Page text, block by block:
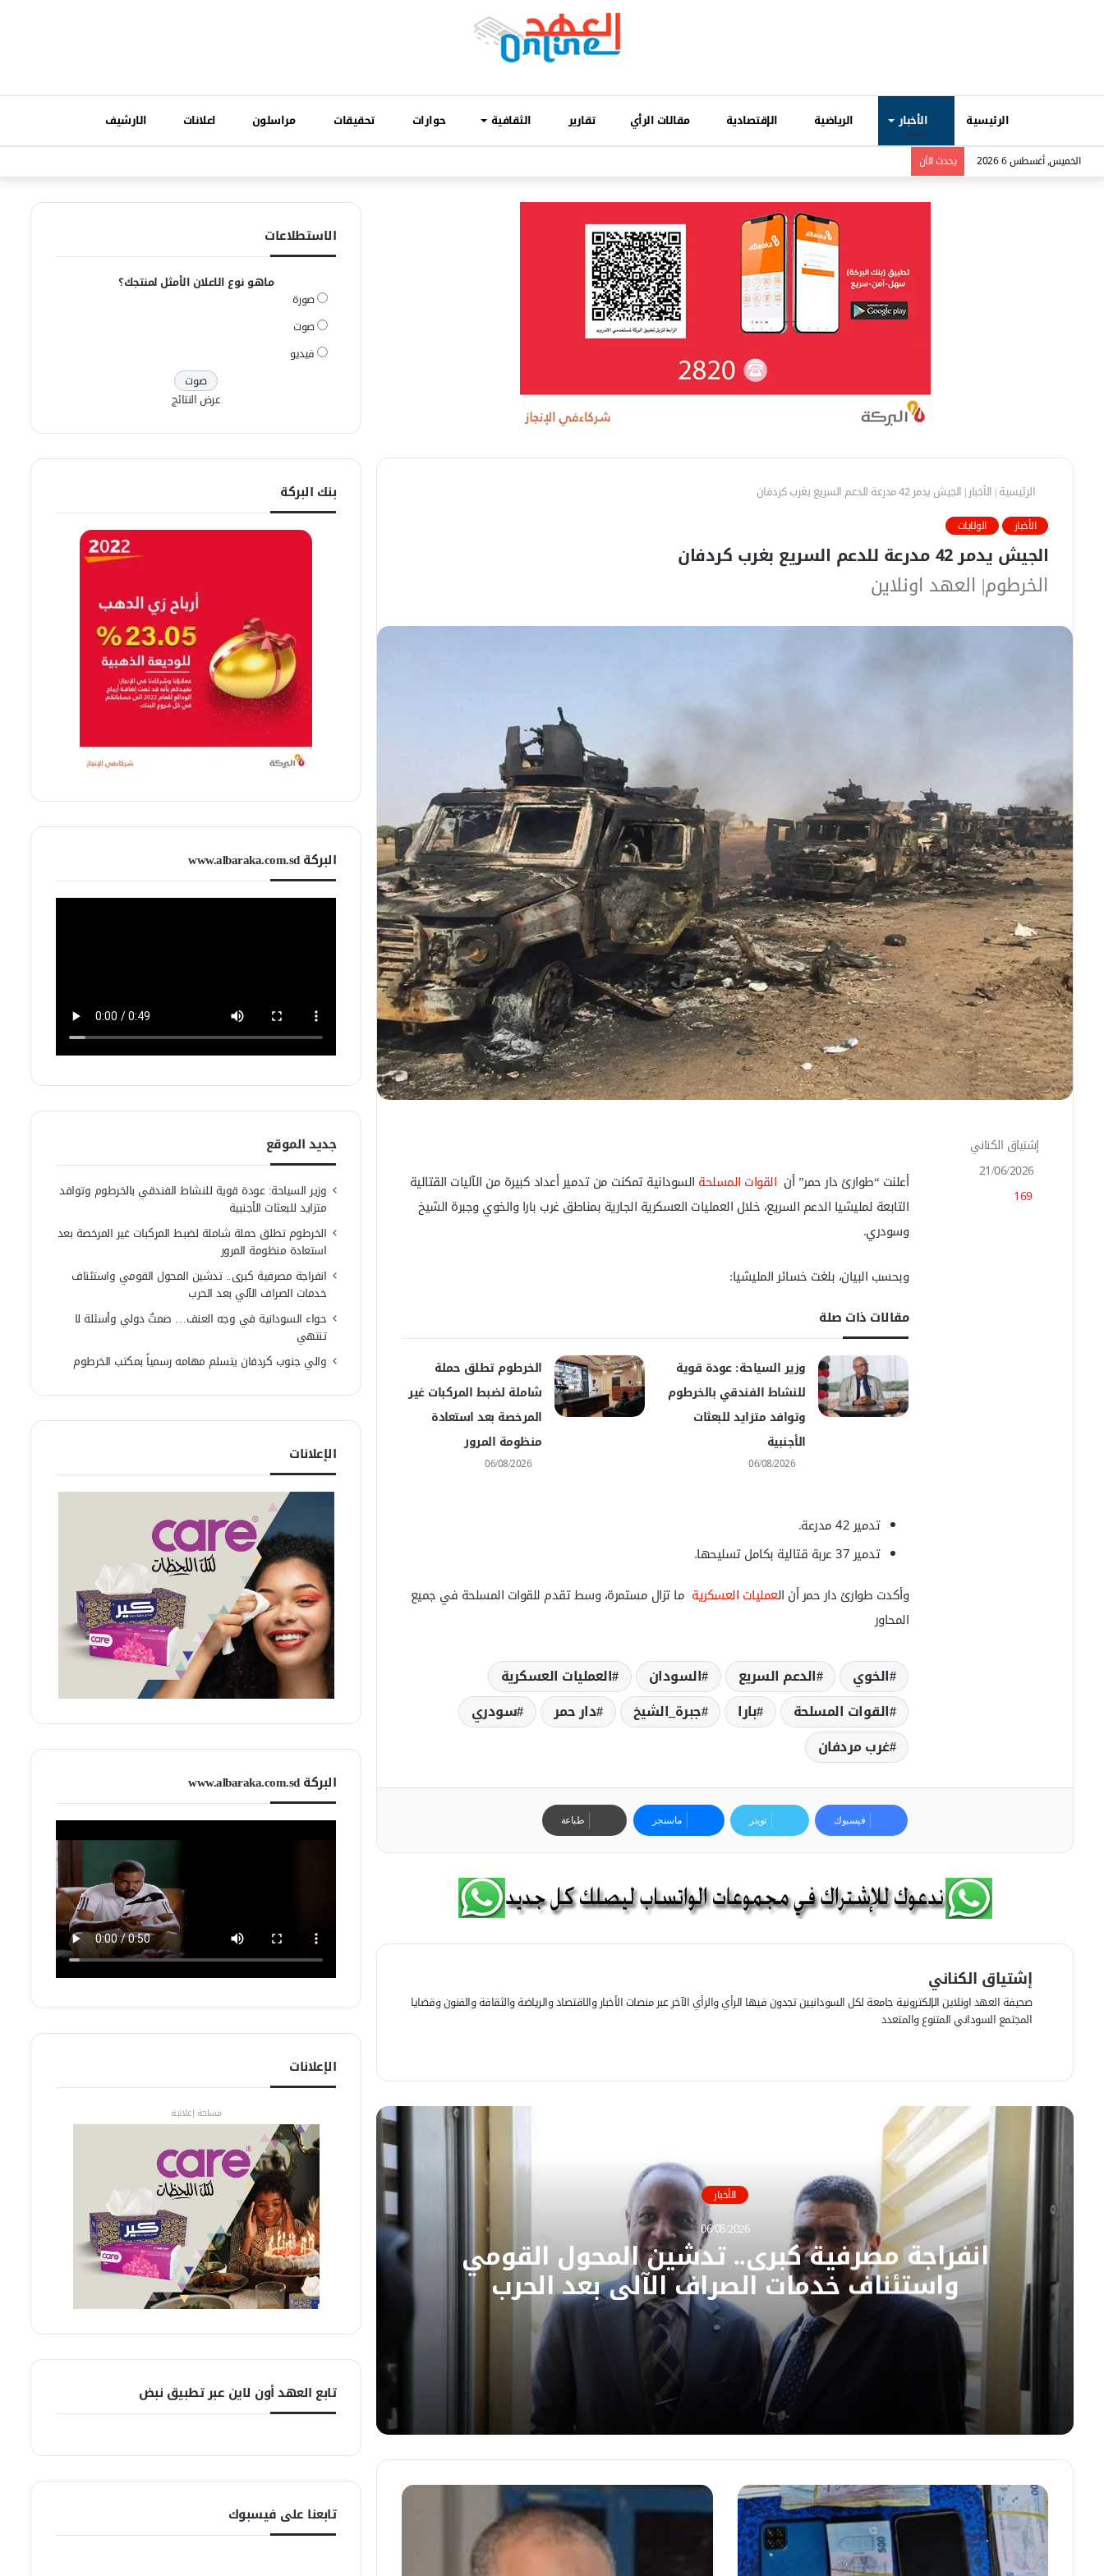
الرئيسية الأخبار الرياضية الإقتصادية مقالات الرأي تقارير الثقافية حوارات تحقيقات مراسلون اعلانات الارشيف
الخميس, أغسطس 6 2026 يحدث الاَن
الرئيسية| الأخبار| الجيش يدمر 42 مدرعة للدعم السريع بغرب كردفان
الأخبار الولايات
الجيش يدمر 42 مدرعة للدعم السريع بغرب كردفان
الخرطوم| العهد اونلاين
أعلنت “طوارئ دار حمر” أن القوات المسلحة السودانية تمكنت من تدمير أعداد كبيرة من الآليات القتالية
التابعة لمليشيا الدعم السريع، خلال العمليات العسكرية الجارية بمناطق غرب بارا والخوي وجبرة الشيخ
وسودري.
وبحسب البيان، بلغت خسائر المليشيا:
مقالات ذات صلة
وزير السياحة: عودة قوية
للنشاط الفندقي بالخرطوم
وتوافد متزايد للبعثات
الأجنبية
06/08/2026
الخرطوم تطلق حملة
شاملة لضبط المركبات غير
المرخصة بعد استعادة
منظومة المرور
06/08/2026
تدمير 42 مدرعة.
تدمير 37 عربة قتالية بكامل تسليحها.
وأكدت طوارئ دار حمر أن العمليات العسكرية ما تزال مستمرة، وسط تقدم للقوات المسلحة في جميع
المحاور
الخوي الدعم السريع السودان
العمليات العسكرية
القوات المسلحة
بارا جبرة_الشيخ دار حمر
سودري
غرب مردفان
إشتياق الكناني
21/06/2026
169
فيسبوك تويتر ماسنجر طباعة
إشتياق الكناني
صحيفة العهد اونلاين الإلكترونية جامعة لكل السودانيين تجدون فيها الرأي والرأي الآخر عبر منصات الأخبار والاقتصاد والرياضة والثقافة والفنون وقضايا
المجتمع السوداني المتنوع والمتعدد
و
ق
س
ب
و
ك
الأخبار
06/08/2026
انفراجة مصرفية كبرى.. تدشين المحول القومي
واستئناف خدمات الصراف الآلي بعد الحرب
06/08/2026
انفراجة مصرفية كبرى.. تدشين المحول القومي واستئناف خدمات الصراف الآلي بعد الحرب
والي جنوب كردفان يتسلم مهامه رسمياً بمكتب الخرطوم
06/08/2026
الاستطلاعات
ماهو نوع الاعلان الأمثل لمنتجك؟
صورة
صوت
فيديو
عرض النتائج
بنك البركة
البركة www.albaraka.com.sd
جديد الموقع
وزير السياحة: عودة قوية للنشاط الفندقي بالخرطوم وتوافد
متزايد للبعثات الأجنبية
الخرطوم تطلق حملة شاملة لضبط المركبات غير المرخصة بعد
استعادة منظومة المرور
انفراجة مصرفية كبرى.. تدشين المحول القومي واستئناف
خدمات الصراف الآلي بعد الحرب
حواء السودانية في وجه العنف… صمتٌ دولي وأسئلة لا
تنتهي
والي جنوب كردفان يتسلم مهامه رسمياً بمكتب الخرطوم
الإعلانات
البركة www.albaraka.com.sd
الإعلانات
مساحة إعلانية
تابع العهد أون لاين عبر تطبيق نبض
تابعنا على فيسبوك